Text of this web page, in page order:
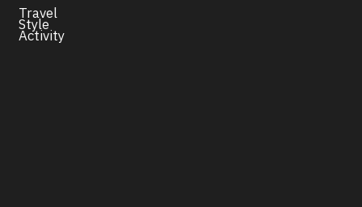
Travel
Style
Activity